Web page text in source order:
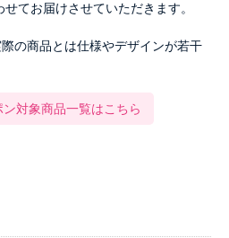
てお届けさせていただきます。
の商品とは仕様やデザインが若干
対象商品一覧はこちら